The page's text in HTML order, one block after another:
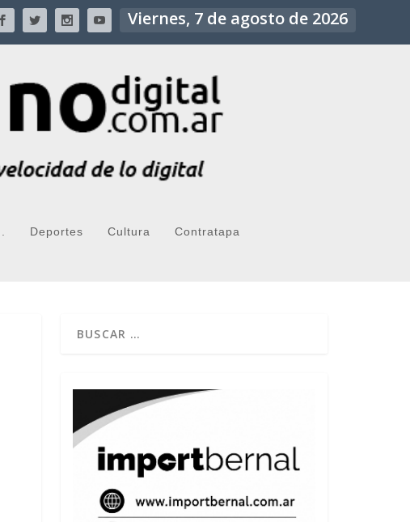
Viernes, 7 de agosto de 2026
Deportes Cultura Contratapa